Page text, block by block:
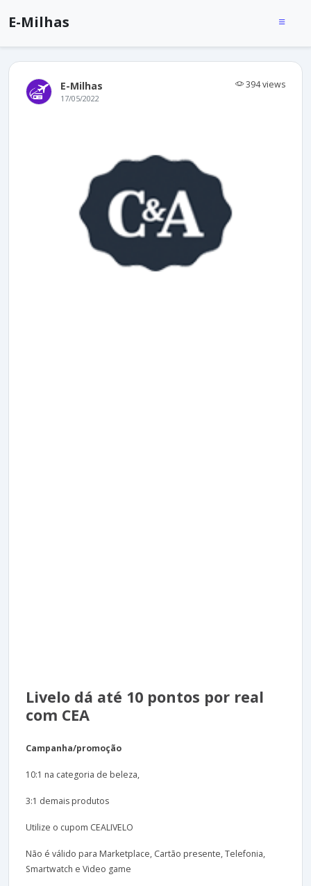
E-Milhas
E-Milhas 394 views
17/05/2022
Livelo dá até 10 pontos por real
com CEA
Campanha/promoção
10:1 na categoria de beleza,
3:1 demais produtos
Utilize o cupom CEALIVELO
Não é válido para Marketplace, Cartão presente, Telefonia,
Smartwatch e Video game